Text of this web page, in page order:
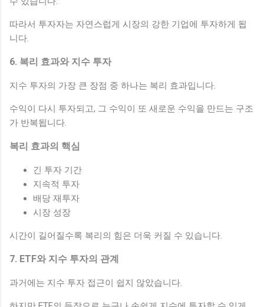
따라서 투자자는 자연스럽게 시장의 강한 기업에 투자하게 됩
니다.
6. 복리 효과와 지수 투자
지수 투자의 가장 큰 장점 중 하나는 복리 효과입니다.
수익이 다시 투자되고, 그 수익이 또 새로운 수익을 만드는 구조
가 반복됩니다.
복리 효과의 핵심
긴 투자 기간
지속적 투자
배당 재투자
시장 성장
시간이 길어질수록 복리의 힘은 더욱 커질 수 있습니다.
7. ETF와 지수 투자의 관계
과거에는 지수 투자 접근이 쉽지 않았습니다.